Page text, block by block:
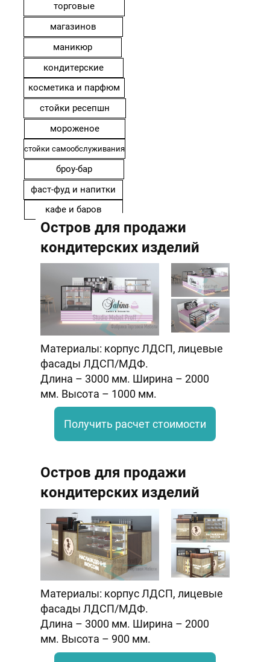
торговые
магазинов
маникюр
кондитерские
косметика и парфюм
стойки ресепшн
мороженое
стойки самообслуживания
броу-бар
фаст-фуд и напитки
кафе и баров
Остров для продажи
кондитерских изделий
Материалы: корпус ЛДСП, лицевые
фасады ЛДСП/МДФ.
Длина – 3000 мм. Ширина – 2000
мм. Высота – 1000 мм.
Получить расчет стоимости
Остров для продажи
кондитерских изделий
Материалы: корпус ЛДСП, лицевые
фасады ЛДСП/МДФ.
Длина – 3000 мм. Ширина – 2000
мм. Высота – 900 мм.